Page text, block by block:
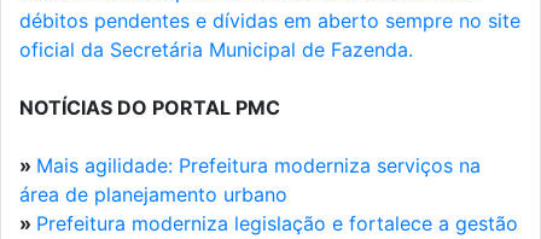
débitos pendentes e dívidas em aberto sempre no site
oficial da Secretária Municipal de Fazenda.
NOTÍCIAS DO PORTAL PMC
» Mais agilidade: Prefeitura moderniza serviços na
área de planejamento urbano
» Prefeitura moderniza legislação e fortalece a gestão